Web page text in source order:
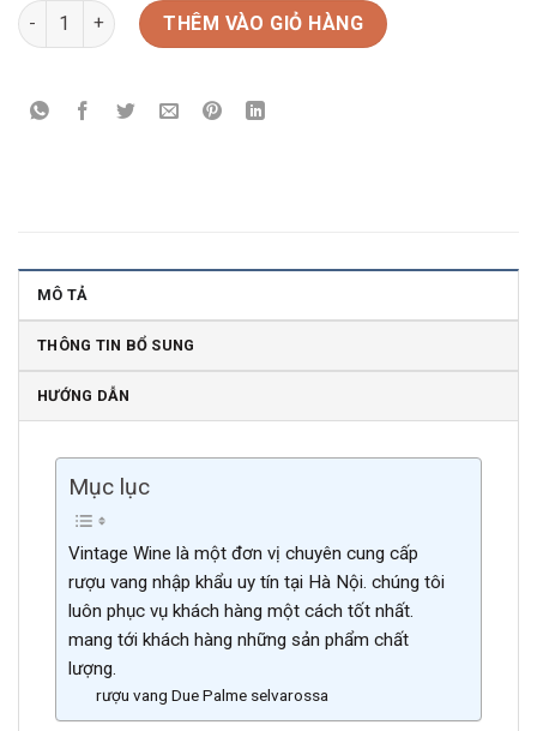
rượu vang Ý Due Palme selvarossa số lượng
THÊM VÀO GIỎ HÀNG
MÔ TẢ
THÔNG TIN BỔ SUNG
HƯỚNG DẪN
Mục lục
Vintage Wine là một đơn vị chuyên cung cấp
rượu vang nhập khẩu uy tín tại Hà Nội. chúng tôi
luôn phục vụ khách hàng một cách tốt nhất.
mang tới khách hàng những sản phẩm chất
lượng.
rượu vang Due Palme selvarossa